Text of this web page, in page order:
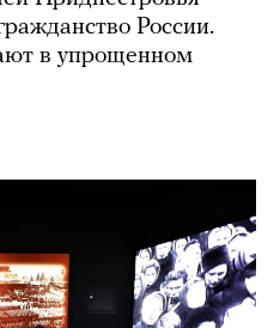
России.
в упрощенном